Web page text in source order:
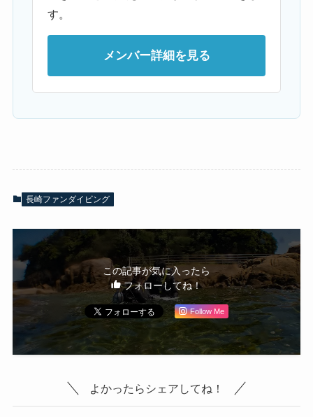
す。
メンバー詳細を見る
長崎ファンダイビング
この記事が気に入ったら
フォローしてね！
Follow Me
よかったらシェアしてね！